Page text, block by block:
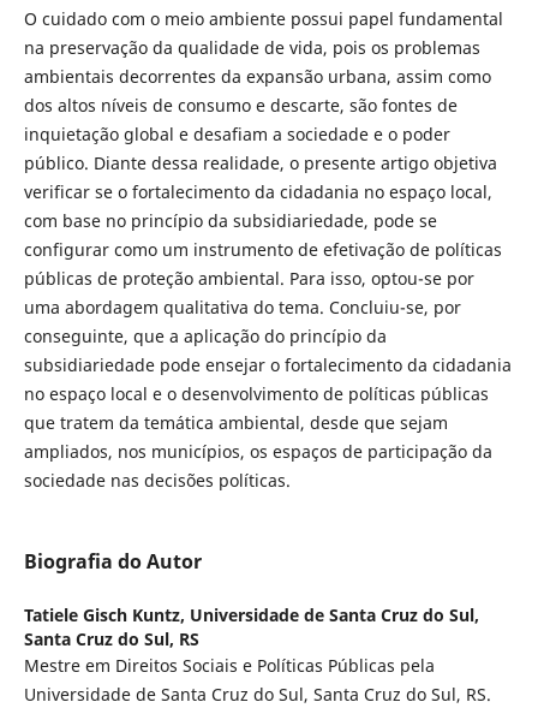
O cuidado com o meio ambiente possui papel fundamental
na preservação da qualidade de vida, pois os problemas
ambientais decorrentes da expansão urbana, assim como
dos altos níveis de consumo e descarte, são fontes de
inquietação global e desafiam a sociedade e o poder
público. Diante dessa realidade, o presente artigo objetiva
verificar se o fortalecimento da cidadania no espaço local,
com base no princípio da subsidiariedade, pode se
configurar como um instrumento de efetivação de políticas
públicas de proteção ambiental. Para isso, optou-se por
uma abordagem qualitativa do tema. Concluiu-se, por
conseguinte, que a aplicação do princípio da
subsidiariedade pode ensejar o fortalecimento da cidadania
no espaço local e o desenvolvimento de políticas públicas
que tratem da temática ambiental, desde que sejam
ampliados, nos municípios, os espaços de participação da
sociedade nas decisões políticas.
Biografia do Autor
Tatiele Gisch Kuntz, Universidade de Santa Cruz do Sul,
Santa Cruz do Sul, RS
Mestre em Direitos Sociais e Políticas Públicas pela
Universidade de Santa Cruz do Sul, Santa Cruz do Sul, RS.